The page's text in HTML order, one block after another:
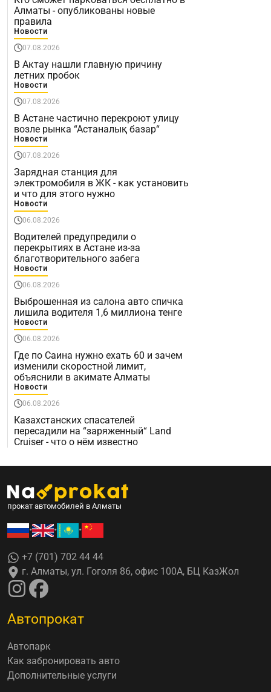
Алматы - опубликованы новые
правила
Новости
07.08.2026
В Актау нашли главную причину
летних пробок
Новости
07.08.2026
В Астане частично перекроют улицу
возле рынка “Астаналық базар“
Новости
07.08.2026
Зарядная станция для
электромобиля в ЖК - как установить
и что для этого нужно
Новости
06.08.2026
Водителей предупредили о
перекрытиях в Астане из-за
благотворительного забега
Новости
06.08.2026
Выброшенная из салона авто спичка
лишила водителя 1,6 миллиона тенге
Новости
06.08.2026
Где по Саина нужно ехать 60 и зачем
изменили скоростной лимит,
объяснили в акимате Алматы
Новости
06.08.2026
Казахстанских спасателей
пересадили на “заряженный“ Land
Cruiser - что о нём известно
прокат автомобилей в Алматы
• • •
+7 (701) 702 44 44
г. Алматы, ул. Гоголя 86, офис 100А, БЦ КазЖол
Автопрокат
Автопарк
Как забронировать авто
Дополнительные услуги